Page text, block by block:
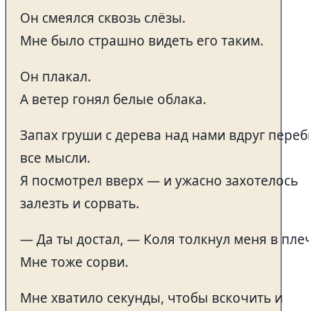
Он смеялся сквозь слёзы.
Мне было страшно видеть его таким.
Он плакал.
А ветер гонял белые облака.
Запах груши с дерева над нами вдруг
все мысли.
Я посмотрел вверх — и ужасно захотелось
залезть и сорвать.
— Да ты достал, — Коля толкнул меня в
Мне тоже сорви.
Мне хватило секунды, чтобы вскочить и